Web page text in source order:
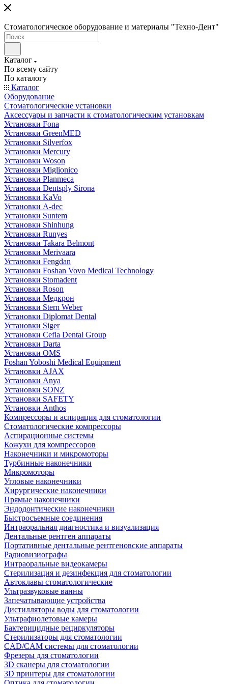
Стоматологическое оборудование и материалы "Техно-Дент"
Каталог
По всему сайту
По каталогу
Каталог
Оборудование
Стоматологические установки
Аксессуары и запчасти к стоматологическим установкам
Установки Fona
Установки GreenMED
Установки Silverfox
Установки Mercury
Установки Woson
Установки Miglionico
Установки Planmeca
Установки Dentsply Sirona
Установки KaVo
Установки A-dec
Установки Suntem
Установки Shinhung
Установки Runyes
Установки Takara Belmont
Установки Merivaara
Установки Fengdan
Установки Foshan Vovo Medical Technology
Установки Stomadent
Установки Roson
Установки Медкрон
Установки Stern Weber
Установки Diplomat Dental
Установки Siger
Установки Cefla Dental Group
Установки Darta
Установки OMS
Foshan Yoboshi Medical Equipment
Установки AJAX
Установки Anya
Установки SONZ
Установки SAFETY
Установки Anthos
Компрессоры и аспирация для стоматологии
Стоматологические компрессоры
Аспирационные системы
Кожухи для компрессоров
Наконечники и микромоторы
Турбинные наконечники
Микромоторы
Угловые наконечники
Хирургические наконечники
Прямые наконечники
Эндодонтические наконечники
Быстросъемные соединения
Интраоральная диагностика и визуализация
Дентальные рентген аппараты
Портативные дентальные рентгеновские аппараты
Радиовизиографы
Интраоральные видеокамеры
Стерилизация и дезинфекция для стоматологии
Автоклавы стоматологические
Ультразвуковые ванны
Запечатывающие устройства
Дистилляторы воды для стоматологии
Ультрафиолетовые камеры
Бактерицидные рециркуляторы
Стерилизаторы для стоматологии
CAD/CAM системы для стоматологии
Фрезеры для стоматологии
3D cканеры для стоматологии
3D принтеры для стоматологии